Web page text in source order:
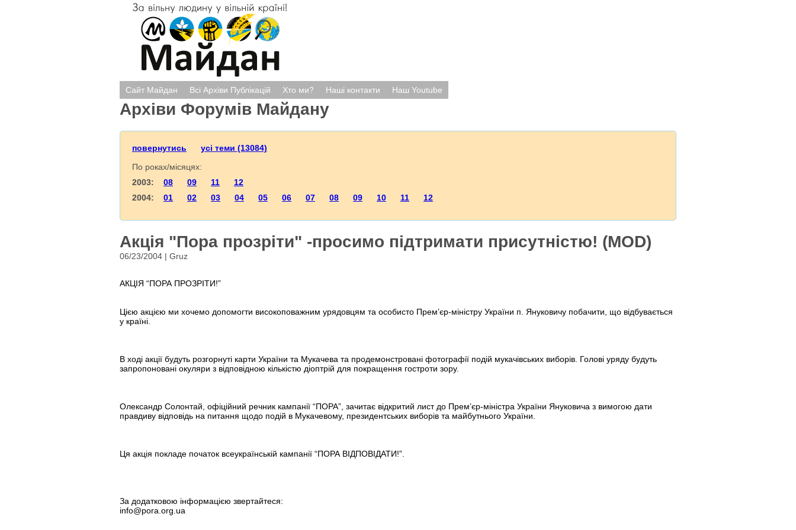
Сайт Майдан Всі Архіви Публікацій Хто ми? Наші контакти Наш Youtube
Архіви Форумів Майдану
повернутись
усі теми (13084)
По роках/місяцях:
2003: 08 09 11
12
2004: 01 02 03 04 05 06 07 08 09 10 11 12
Акція "Пора прозріти" -просимо підтримати присутністю! (MOD)
06/23/2004 | Gruz
АКЦІЯ “ПОРА ПРОЗРІТИ!”
Цією акцією ми хочемо допомогти високоповажним урядовцям та особисто Прем’єр-міністру України п. Януковичу побачити, що відбувається
у країні.
В ході акції будуть розгорнуті карти України та Мукачева та продемонстровані фотографії подій мукачівських виборів. Голові уряду будуть
запропоновані окуляри з відповідною кількістю діоптрій для покращення гостроти зору.
Олександр Солонтай, офіційний речник кампанії “ПОРА”, зачитає відкритий лист до Прем’єр-міністра України Януковича з вимогою дати
правдиву відповідь на питання щодо подій в Мукачевому, президентських виборів та майбутнього України.
Ця акція покладе початок всеукраїнській кампанії “ПОРА ВІДПОВІДАТИ!”.
За додатковою інформацією звертайтеся:
info@pora.org.ua